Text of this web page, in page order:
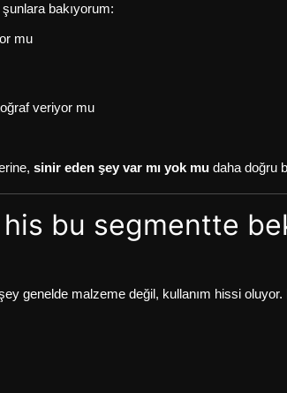
bakıyorum:
mu
veriyor mu
sinir eden şey var mı yok mu daha doğru
his bu segmentte
genelde malzeme değil, kullanım hissi